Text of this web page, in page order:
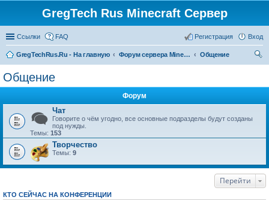
GregTech Rus Minecraft Сервер
Ссылки FAQ Вход
Регистрация
GregTechRus.Ru - На главную Форум сервера Minecraft Gregtech 1.7.10
Общение
Общение
Форум
Чат
Говорите о чём угодно, все основные подразделы будут созданы
под нужды.
Темы: 153
Творчество
Темы: 9
Перейти
КТО СЕЙЧАС НА КОНФЕРЕНЦИИ